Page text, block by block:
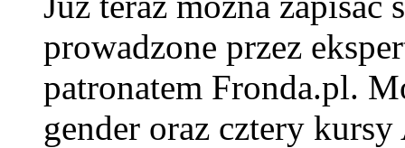
prowadzone przez
patronatem Fronda.pl.
gender oraz cztery